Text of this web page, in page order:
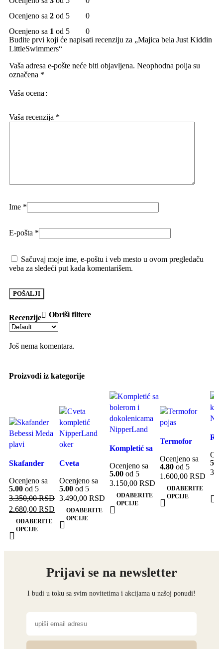
Ocenjeno sa 2 od 5
0
Ocenjeno sa 1 od 5 0
Recenzije Obriši filtere
Još nema komentara.
Budite prvi koji će napisati recenziju za „Majica bela Just Kiddin
LittleSwimmers“
Vaša adresa e-pošte neće biti objavljena. Neophodna polja su
označena *
Vaša ocena
Vaša recenzija *
Ime *
E-pošta *
Sačuvaj moje ime, e-poštu i veb mesto u ovom pregledaču
veba za sledeći put kada komentarišem.
Proizvodi iz kategorije
Dodaj u listu
želja
Skafander
„Meda“
(plavi)
Ocenjeno sa
5.00 od 5
3.350,00RSD
2.680,00 RSD
ODABERITE
OPCIJE
Dodaj u listu
želja
Cveta
NipperLand
(oker)
Ocenjeno sa
5.00 od 5
3.490,00 RSD
ODABERITE
OPCIJE
Dodaj u listu
želja
Kompletić sa
dokolenicama
NipperLand
Ocenjeno sa
5.00 od 5
3.150,00 RSD
ODABERITE
OPCIJE
Dodaj u listu
želja
Termofor
Ocenjeno sa
4.80 od 5
1.600,00 RSD
ODABERITE
OPCIJE
Prijavi se na newsletter
I budi u toku sa svim novitetima i akcijama u našoj ponudi!